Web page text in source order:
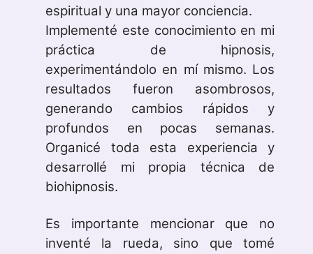
espiritual y una mayor conciencia.
Implementé este conocimiento en mi
práctica de hipnosis,
experimentándolo en mí mismo. Los
resultados fueron asombrosos,
generando cambios rápidos y
profundos en pocas semanas.
Organicé toda esta experiencia y
desarrollé mi propia técnica de
biohipnosis.
Es importante mencionar que no
inventé la rueda, sino que tomé